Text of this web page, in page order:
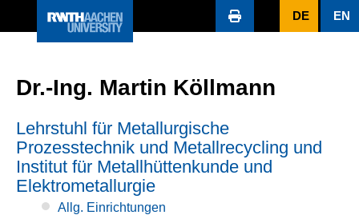
DE EN
Dr.-Ing. Martin Köllmann
Lehrstuhl für Metallurgische
Prozesstechnik und Metallrecycling und
Institut für Metallhüttenkunde und
Elektrometallurgie
Allg. Einrichtungen